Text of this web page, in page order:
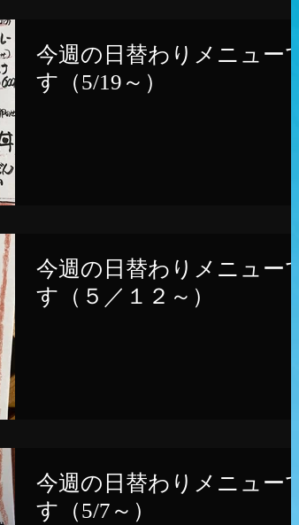
今週の日替わりメニューで
す（5/19～）
今週の日替わりメニューで
す（５／１２～）
今週の日替わりメニューで
す（5/7～）